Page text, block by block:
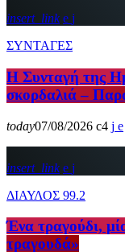
insert_link
ΣΥΝΤΑΓΕΣ
Η Συνταγή της
σκορδαλιά –
today07/08/2026 4
insert_link
ΔΙΑΥΛΟΣ 99.2
Ένα τραγούδι,
τραγουδά»